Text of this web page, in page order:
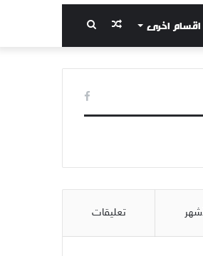
اقسام اخرى بحث
عن
مقال
عشوائي
تعليقات